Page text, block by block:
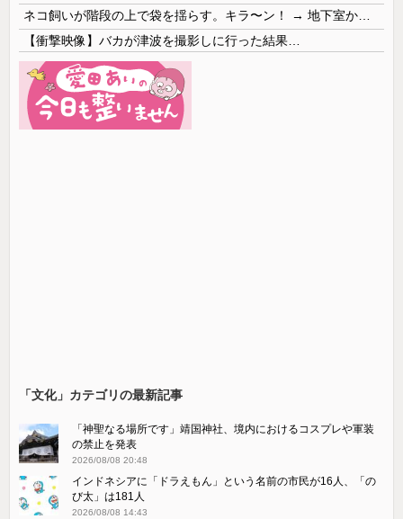
【衝撃映像】バカが津波を撮影しに行った結果…
「文化」カテゴリの最新記事
「神聖なる場所です」靖国神社、境内におけるコスプレや軍装
の禁止を発表
2026/08/08 20:48
インドネシアに「ドラえもん」という名前の市民が16人、「の
び太」は181人
2026/08/08 14:43